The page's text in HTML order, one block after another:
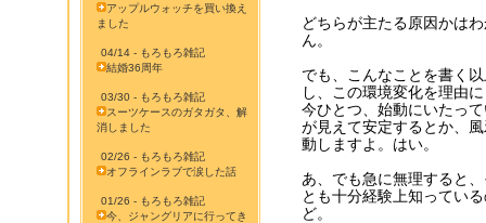
アップルウォッチを買い換え
ました
04/14 - もろもろ雑記
結婚36周年
03/30 - もろもろ雑記
スーツケースのガタガタ、解
消しました
02/26 - もろもろ雑記
オフラインラブで涙した話
01/26 - もろもろ雑記
今、ジャングリアに行ってき
どちらが主たる原因かは
ん。
でも、こんなことを書く
し、この環境変化を理由
今ひとつ、始動にいたっ
が見えて安定するとか、
動しますよ。はい。
あ、でも急に無理すると
とも十分経験上知ってい
ど。